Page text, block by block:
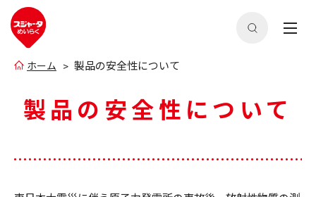
ホーム 製品の安全性について
製品の安全性について